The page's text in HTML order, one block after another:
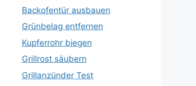
Backofentür ausbauen
Grünbelag entfernen
Kupferrohr biegen
Grillrost säubern
Grillanzünder Test